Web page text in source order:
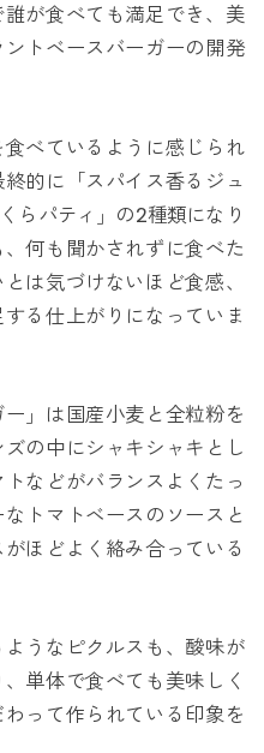
が食べても満足でき、美
トベースバーガーの開発
べているように感じられ
的に「スパイス香るジュ
らパティ」の2種類になり
何も聞かされずに食べた
は気づけないほど食感、
る仕上がりになっていま
ー」は国産小麦と全粒粉を
の中にシャキシャキとし
などがバランスよくたっ
トマトベースのソースと
ほどよく絡み合っている
うなピクルスも、酸味が
単体で食べても美味しく
って作られている印象を